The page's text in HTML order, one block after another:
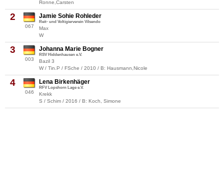
Ronne,Carsten
2
067
Jamie Sohie Rohleder
Reit- und Voltigierverein Vilsendo
Max
W
3
003
Johanna Marie Bogner
RSV Hiddenhausen e.V.
Bazil 3
W / Tin.P / FSche / 2010 / B: Hausmann,Nicole
4
046
Lena Birkenhäger
RFV Lopshorn Lage e.V.
Krekk
S / Schim / 2016 / B: Koch, Simone